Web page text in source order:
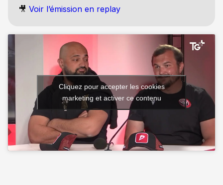
🎥 Voir l’émission en replay
Cliquez pour accepter les cookies
marketing et activer ce contenu